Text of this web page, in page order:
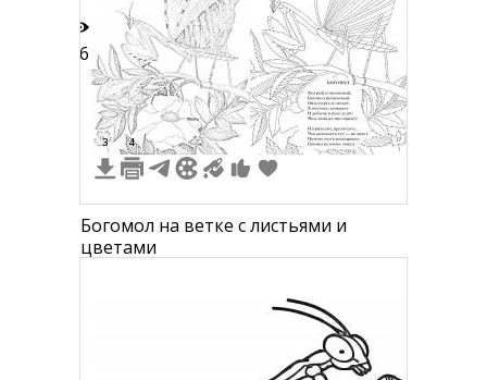
16
3 4
Богомол на ветке с листьями и
цветами